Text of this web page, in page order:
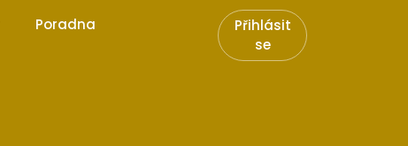
Poradna
Přihlásit
se